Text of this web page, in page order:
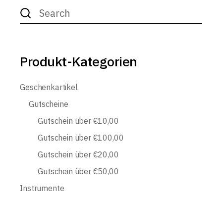
Search
for:
Produkt-Kategorien
Geschenkartikel
Gutscheine
Gutschein über €10,00
Gutschein über €100,00
Gutschein über €20,00
Gutschein über €50,00
Instrumente